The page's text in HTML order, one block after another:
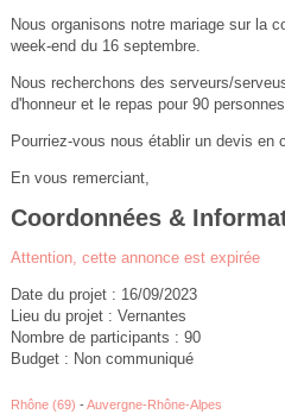
Nous organisons notre mariage sur la
week-end du 16 septembre.
Nous recherchons des serveurs/
d'honneur et le repas pour 90
Pourriez-vous nous établir un devis en
En vous remerciant,
Coordonnées &
Attention, cette annonce est expirée
Date du projet : 16/09/2023
Lieu du projet : Vernantes
Nombre de participants : 90
Budget : Non communiqué
Rhône (69) -Auvergne-Rhône-Alpes